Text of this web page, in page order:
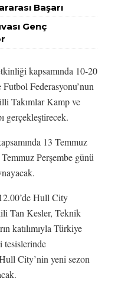
Başarı
Genç
kapsamında 10-20
Federasyonu’nun
Takımlar Kamp ve
gerçekleştirecek.
13 Temmuz
Perşembe günü
Hull City
Tan Kesler, Teknik
katılımıyla Türkiye
tesislerinde
City’nin yeni sezon